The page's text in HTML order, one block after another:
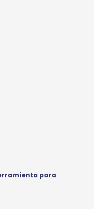
para